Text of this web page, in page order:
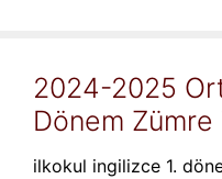
2024-2025
Dönem Zümre
ilkokul ingilizce 1.